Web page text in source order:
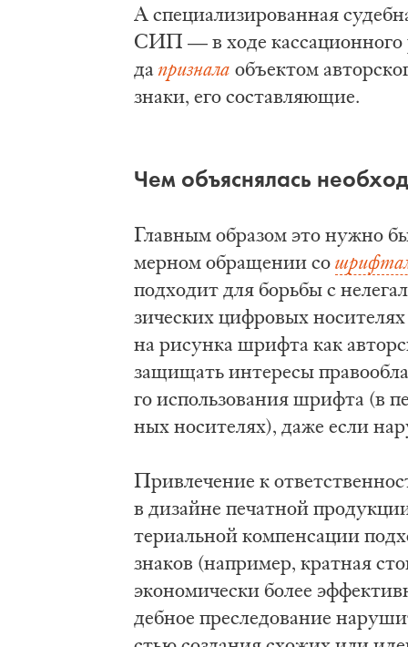
А спе­ци­а­ли­зи­ро­ван­ная
СИП — в хо­де кас­са­ци­он­но­го
дапри­зна­ла объ­ек­том
зна­ки, его со­став­ля­ю­щие.
Чем объ­яс­ня­лась
Глав­ным об­ра­зом это нуж­но
мер­ном об­ра­ще­нии со
под­хо­дит для борь­бы с
зи­че­ских циф­ро­вых
на ри­сун­ка шриф­та как
за­щи­щать ин­те­ре­сы
го ис­поль­зо­ва­ния шриф­та (в
ных но­си­те­лях), да­же если
При­вле­че­ние к
в ди­зай­не пе­чат­ной
те­ри­аль­ной ком­пен­са­ции
зна­ков (на­при­мер, крат­ная
эко­но­ми­че­ски бо­лее
деб­ное пре­сле­до­ва­ние